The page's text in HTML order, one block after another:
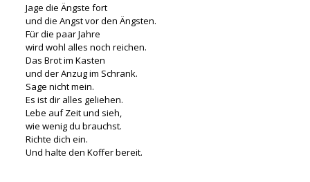
Jage die Ängste fort
und die Angst vor den Ängsten.
Für die paar Jahre
wird wohl alles noch reichen.
Das Brot im Kasten
und der Anzug im Schrank.
Sage nicht mein.
Es ist dir alles geliehen.
Lebe auf Zeit und sieh,
wie wenig du brauchst.
Richte dich ein.
Und halte den Koffer bereit.